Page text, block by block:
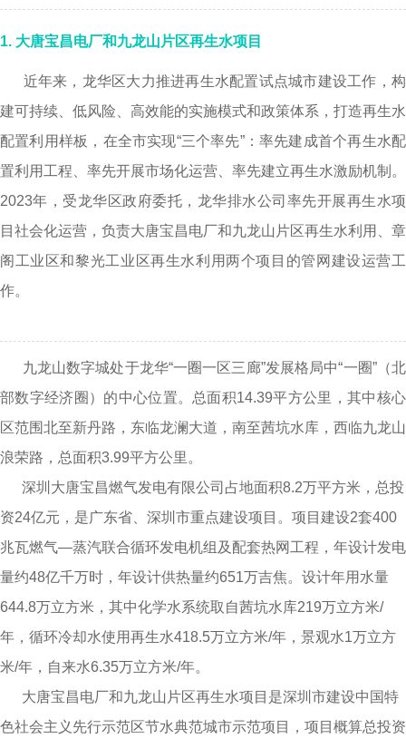
近年来，龙华区大力推进再生水配置试点城市建设工作，构
建可持续、低风险、高效能的实施模式和政策体系，打造再生水
配置利用样板，在全市实现“三个率先”：率先建成首个再生水配
置利用工程、率先开展市场化运营、率先建立再生水激励机制。
2023年，受龙华区政府委托，龙华排水公司率先开展再生水项
目社会化运营，负责大唐宝昌电厂和九龙山片区再生水利用、章
阁工业区和黎光工业区再生水利用两个项目的管网建设运营工
作。
九龙山数字城处于龙华“一圈一区三廊”发展格局中“一圈”（北
部数字经济圈）的中心位置。总面积14.39平方公里，其中核心
区范围北至新丹路，东临龙澜大道，南至茜坑水库，西临九龙山
浪荣路，总面积3.99平方公里。
深圳大唐宝昌燃气发电有限公司占地面积8.2万平方米，总投
资24亿元，是广东省、深圳市重点建设项目。项目建设2套400
兆瓦燃气—蒸汽联合循环发电机组及配套热网工程，年设计发电
量约48亿千万时，年设计供热量约651万吉焦。设计年用水量
644.8万立方米，其中化学水系统取自茜坑水库219万立方米/
年，循环冷却水使用再生水418.5万立方米/年，景观水1万立方
米/年，自来水6.35万立方米/年。
大唐宝昌电厂和九龙山片区再生水项目是深圳市建设中国特
色社会主义先行示范区节水典范城市示范项目，项目概算总投资
1. 大唐宝昌电厂和九龙山片区再生水项目